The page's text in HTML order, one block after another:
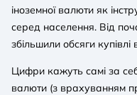
іноземної валюти як
серед населення. Від
збільшили обсяги
Цифри кажуть самі за
валюти (з врахуванням